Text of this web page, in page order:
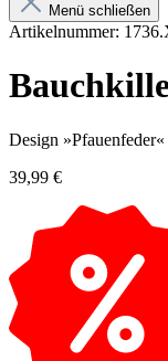
Menü schließen
Artikelnummer:
Design »Pfauenfeder«
39,99 €